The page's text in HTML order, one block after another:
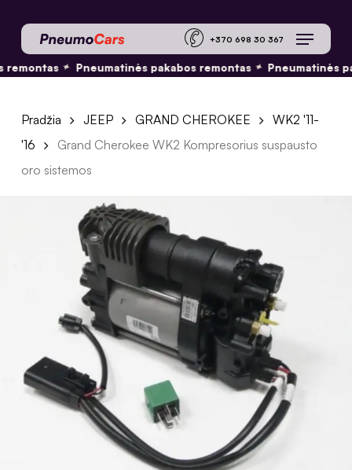
main
content
+370 698 30
Menu
✦ Pneumatinės pakabos remontas ✦ Pneumatinės
Pradžia JEEP GRAND CHEROKEE
WK2 '11-
'16
Grand Cherokee WK2 Kompresorius suspausto
oro sistemos